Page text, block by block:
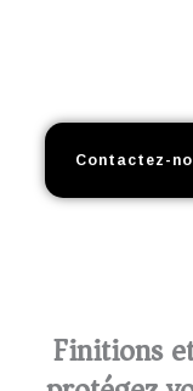
Contactez-
Finitions